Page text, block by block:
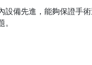
設備先進，能夠保證手